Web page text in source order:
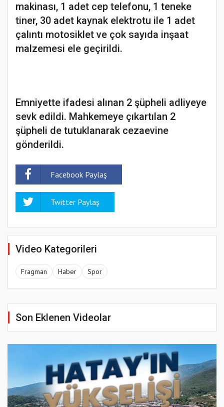
makinası, 1 adet cep telefonu, 1 teneke
tiner, 30 adet kaynak elektrotu ile 1 adet
çalıntı motosiklet ve çok sayıda inşaat
malzemesi ele geçirildi.
Emniyette ifadesi alınan 2 şüpheli adliyeye
sevk edildi. Mahkemeye çıkartılan 2
şüpheli de tutuklanarak cezaevine
gönderildi.
Facebook Paylaş
Twitter Paylaş
Video Kategorileri
Fragman Haber Spor
Son Eklenen Videolar